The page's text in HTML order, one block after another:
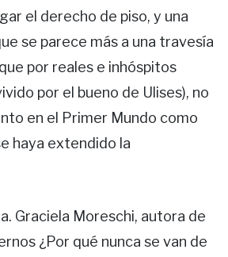
el derecho de piso, y una
se parece más a una travesía
por reales e inhóspitos
por el bueno de Ulises), no
en el Primer Mundo como
haya extendido la
Graciela Moreschi, autora de
¿Por qué nunca se van de